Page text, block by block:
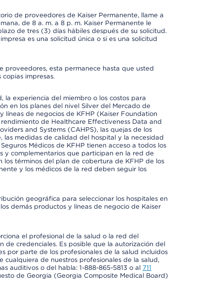
de proveedores de Kaiser Permanente, llame a
de 8 a. m. a 8 p. m. Kaiser Permanente le
de tres (3) días hábiles después de su solicitud.
es una solicitud única o si es una solicitud
proveedores, esta permanece hasta que usted
impresas.
la experiencia del miembro o los costos para
en los planes del nivel Silver del Mercado de
líneas de negocios de KFHP (Kaiser Foundation
de Healthcare Effectiveness Data and
and Systems (CAHPS), las quejas de los
medidas de calidad del hospital y la necesidad
Médicos de KFHP tienen acceso a todos los
y complementarios que participan en la red de
términos del plan de cobertura de KFHP de los
y los médicos de la red deben seguir los
geográfica para seleccionar los hospitales en
demás productos y líneas de negocio de Kaiser
el profesional de la salud o la red del
de credenciales. Es posible que la autorización del
por parte de los profesionales de la salud incluidos
de nuestros profesionales de la salud,
auditivos o del habla: 1-888-865-5813 o al 711
de Georgia (Georgia Composite Medical Board)